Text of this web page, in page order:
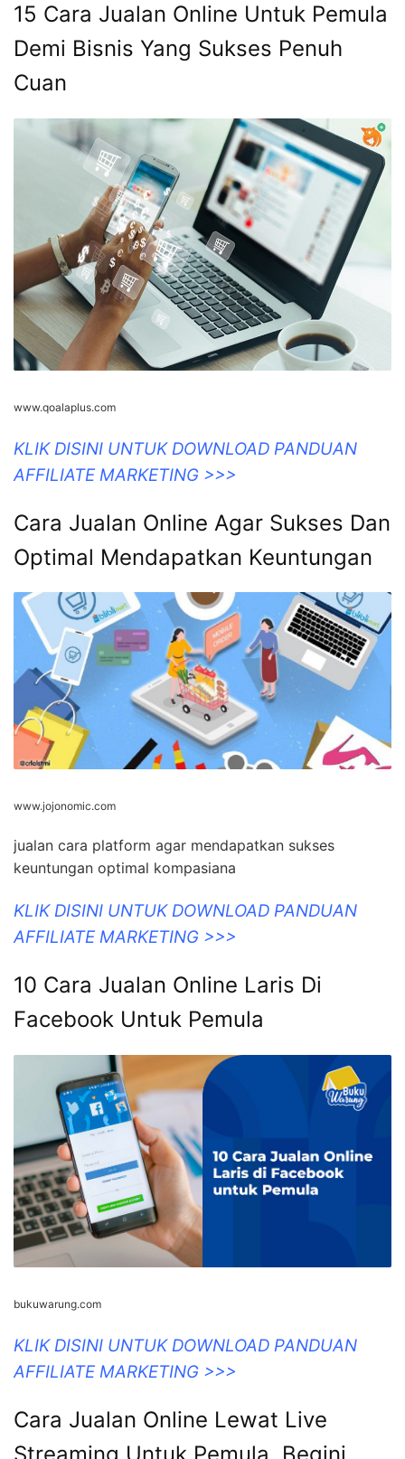
15 Cara Jualan Online Untuk Pemula
Demi Bisnis Yang Sukses Penuh
Cuan
www.qoalaplus.com
KLIK DISINI UNTUK DOWNLOAD PANDUAN
AFFILIATE MARKETING >>>
Cara Jualan Online Agar Sukses Dan
Optimal Mendapatkan Keuntungan
www.jojonomic.com
jualan cara platform agar mendapatkan sukses
keuntungan optimal kompasiana
KLIK DISINI UNTUK DOWNLOAD PANDUAN
AFFILIATE MARKETING >>>
10 Cara Jualan Online Laris Di
Facebook Untuk Pemula
bukuwarung.com
KLIK DISINI UNTUK DOWNLOAD PANDUAN
AFFILIATE MARKETING >>>
Cara Jualan Online Lewat Live